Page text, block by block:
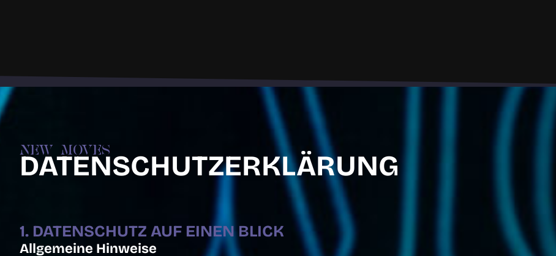
NEW MOVES
DATENSCHUTZERKLÄRUNG
1. DATENSCHUTZ AUF EINEN BLICK
Allgemeine Hinweise